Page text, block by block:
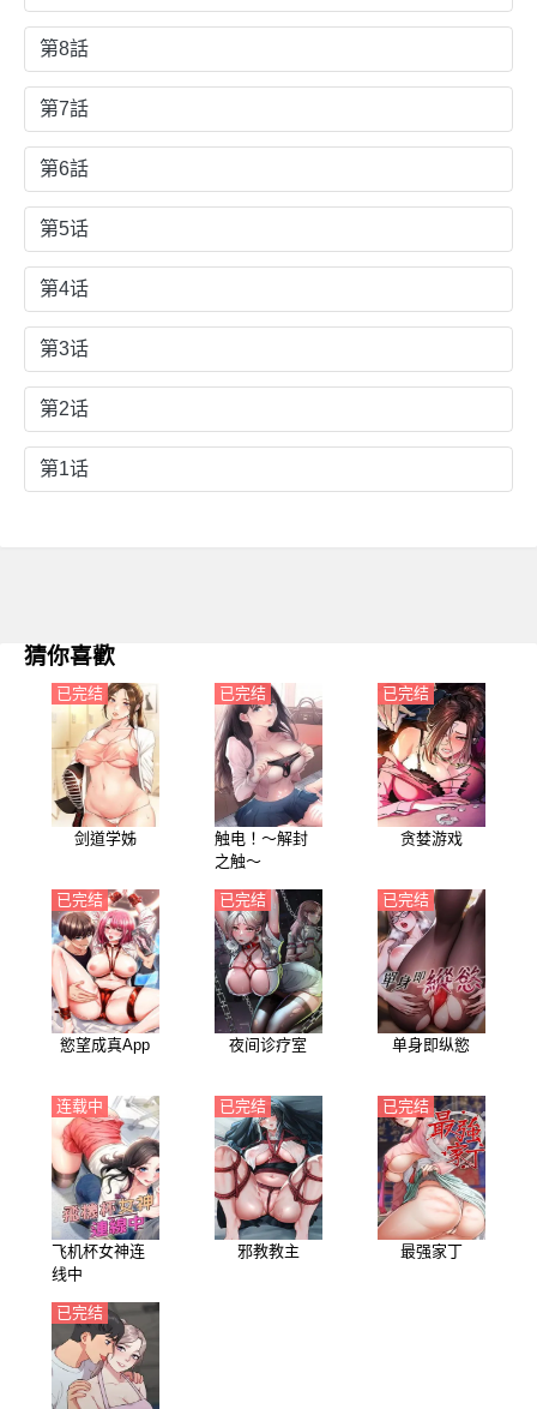
第8話
第7話
第6話
第5话
第4话
第3话
第2话
第1话
猜你喜歡
剑道学姊
已完结
触电！～解封
之触～
已完结
贪婪游戏
已完结
慾望成真App
已完结
夜间诊疗室
已完结
单身即纵慾
已完结
飞机杯女神连
线中
连载中
邪教教主
已完结
最强家丁
已完结
已完结